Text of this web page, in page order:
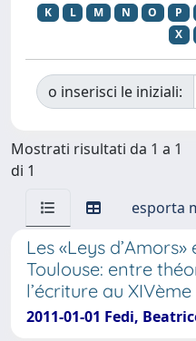
K
L M N O P
X
o inserisci le iniziali:
Mostrati risultati da 1 a 1
di 1
esporta
Les «Leys d’Amors»
Toulouse: entre
l’écriture au
2011-01-01 Fedi,